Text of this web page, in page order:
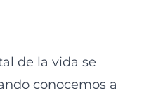
de la vida se
conocemos a